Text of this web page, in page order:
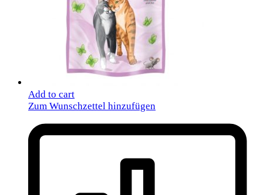
Add to cart
Zum Wunschzettel hinzufügen